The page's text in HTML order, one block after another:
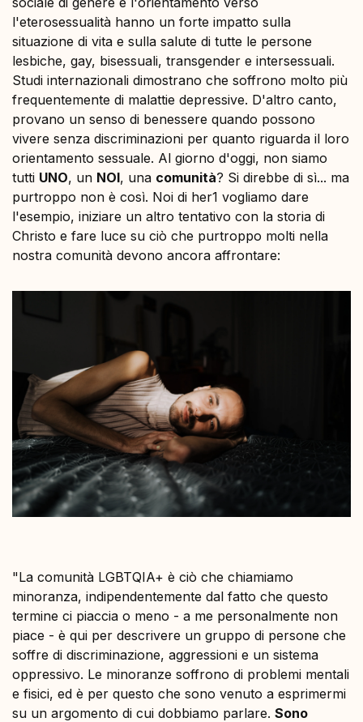
l'eterosessualità hanno un forte impatto sulla
situazione di vita e sulla salute di tutte le persone
lesbiche, gay, bisessuali, transgender e intersessuali.
Studi internazionali dimostrano che soffrono molto più
frequentemente di malattie depressive. D'altro canto,
provano un senso di benessere quando possono
vivere senza discriminazioni per quanto riguarda il loro
orientamento sessuale. Al giorno d'oggi, non siamo
tutti UNO, un NOI, una comunità? Si direbbe di sì... ma
purtroppo non è così. Noi di her1 vogliamo dare
l'esempio, iniziare un altro tentativo con la storia di
Christo e fare luce su ciò che purtroppo molti nella
nostra comunità devono ancora affrontare:
"La comunità LGBTQIA+ è ciò che chiamiamo
minoranza, indipendentemente dal fatto che questo
termine ci piaccia o meno - a me personalmente non
piace - è qui per descrivere un gruppo di persone che
soffre di discriminazione, aggressioni e un sistema
oppressivo. Le minoranze soffrono di problemi mentali
e fisici, ed è per questo che sono venuto a esprimermi
su un argomento di cui dobbiamo parlare. Sono